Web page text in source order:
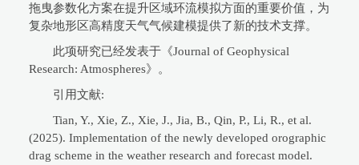
拖曳参数化方案在提升区域环流模拟方面的重要价值，为
复杂地形区高精度天气气候建模提供了新的技术支撑。
此项研究已经发表于《Journal of Geophysical
Research: Atmospheres》。
引用文献:
Tian, Y., Xie, Z., Xie, J., Jia, B., Qin, P., Li, R., et al.
(2025). Implementation of the newly developed orographic
drag scheme in the weather research and forecast model.